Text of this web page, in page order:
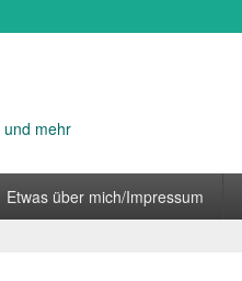
und mehr
Etwas über mich/Impressum